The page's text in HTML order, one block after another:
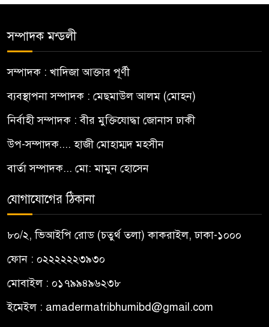
সম্পাদক মন্ডলী
সম্পাদক : খাদিজা আক্তার পূর্ণী
ব্যবস্থাপনা সম্পাদক : মেছমাউল আলম (মোহন)
নির্বাহী সম্পাদক : বীর মুক্তিযোদ্ধা জোনাস ঢাকী
উপ-সম্পাদক.... হাজী মোহাম্মদ মহসীন
বার্তা সম্পাদক... মো: মামুন হোসেন
যোগাযোগের ঠিকানা
৮০/২, ভিআইপি রোড (চতুর্থ তলা) কাকরাইল, ঢাকা-১০০০
ফোন : ০২২২২২২৩৯৩০
মোবাইল : ০১৭৯৯৪৯৬২৩৮
ইমেইল : amadermatribhumibd@gmail.com